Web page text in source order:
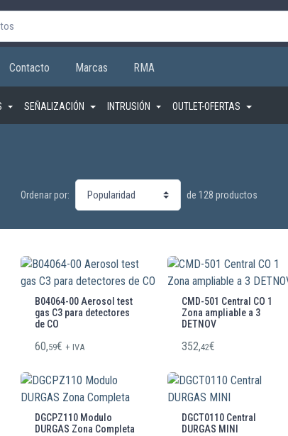
Contacto Marcas RMA
SEÑALIZACIÓN INTRUSIÓN OUTLET-OFERTAS
Ordenar por: de 128 productos
B04064-00 Aerosol test
gas C3 para detectores
de CO
60,59€ + IVA
CMD-501 Central CO 1
Zona ampliable a 3
DETNOV
352,42€
DGCPZ110 Modulo
DURGAS Zona Completa
DGCT0110 Central
DURGAS MINI